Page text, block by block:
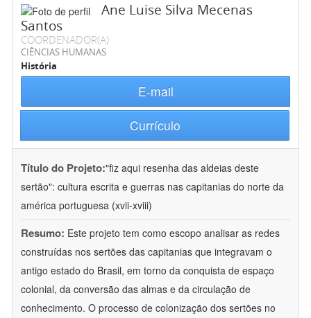
Ane Luise Silva Mecenas
Santos
COORDENADOR(A)
CIÊNCIAS HUMANAS
História
E-mail
Currículo
Título do Projeto:"fiz aqui resenha das aldeias deste
sertão": cultura escrita e guerras nas capitanias do norte da
américa portuguesa (xvii-xviii)
Resumo: Este projeto tem como escopo analisar as redes
construídas nos sertões das capitanias que integravam o
antigo estado do Brasil, em torno da conquista de espaço
colonial, da conversão das almas e da circulação de
conhecimento. O processo de colonização dos sertões no